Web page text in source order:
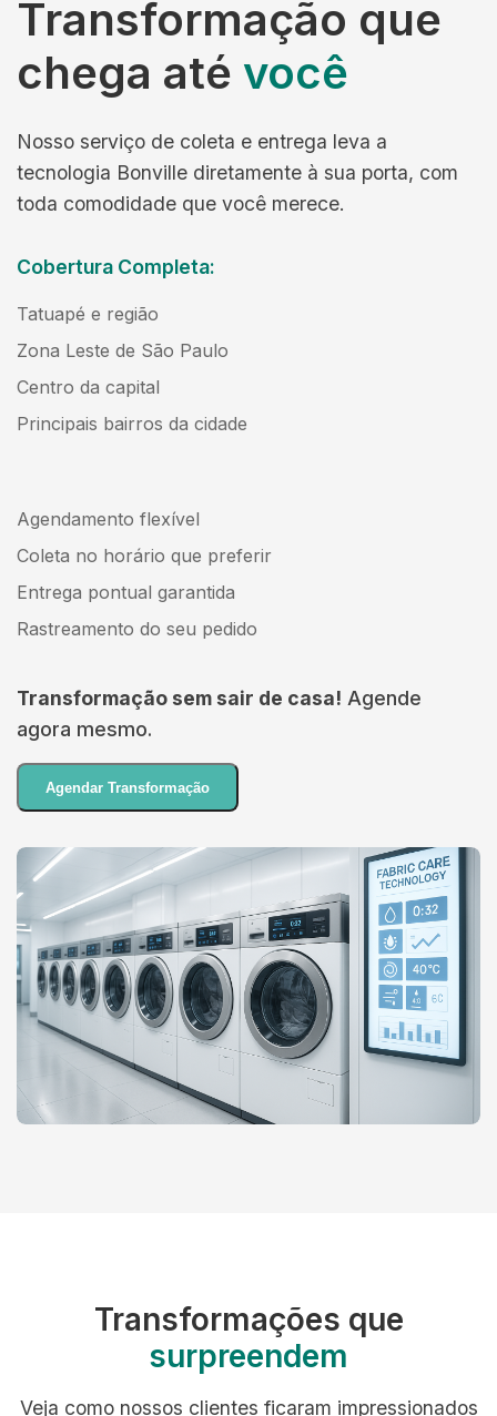
Transformação que
chega até você
Nosso serviço de coleta e entrega leva a
tecnologia Bonville diretamente à sua porta, com
toda comodidade que você merece.
Cobertura Completa:
Tatuapé e região
Zona Leste de São Paulo
Centro da capital
Principais bairros da cidade
Agendamento flexível
Coleta no horário que preferir
Entrega pontual garantida
Rastreamento do seu pedido
Transformação sem sair de casa! Agende
agora mesmo.
Agendar Transformação
Transformações que
surpreendem
Veja como nossos clientes ficaram impressionados